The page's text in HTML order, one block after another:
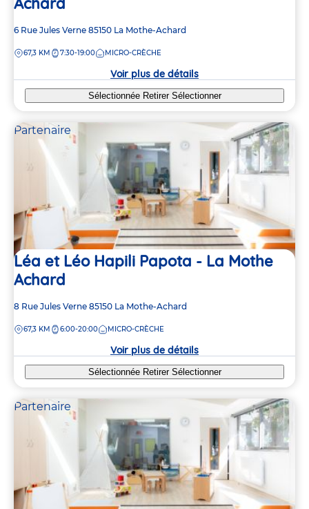
Adresse
la
6 Rue Jules Verne 85150 La Mothe-Achard
DISTANCE
67,3 KM 7:30-19:00 MICRO-CRÈCHE
Voir plus de détails
Sélectionnée Retirer Sélectionner
Partenaire
Léa et Léo Hapili Papota - La Mothe
Achard
Adresse
la
8 Rue Jules Verne 85150 La Mothe-Achard
DISTANCE
67,3 KM 6:00-20:00 MICRO-CRÈCHE
Voir plus de détails
Sélectionnée Retirer Sélectionner
Partenaire